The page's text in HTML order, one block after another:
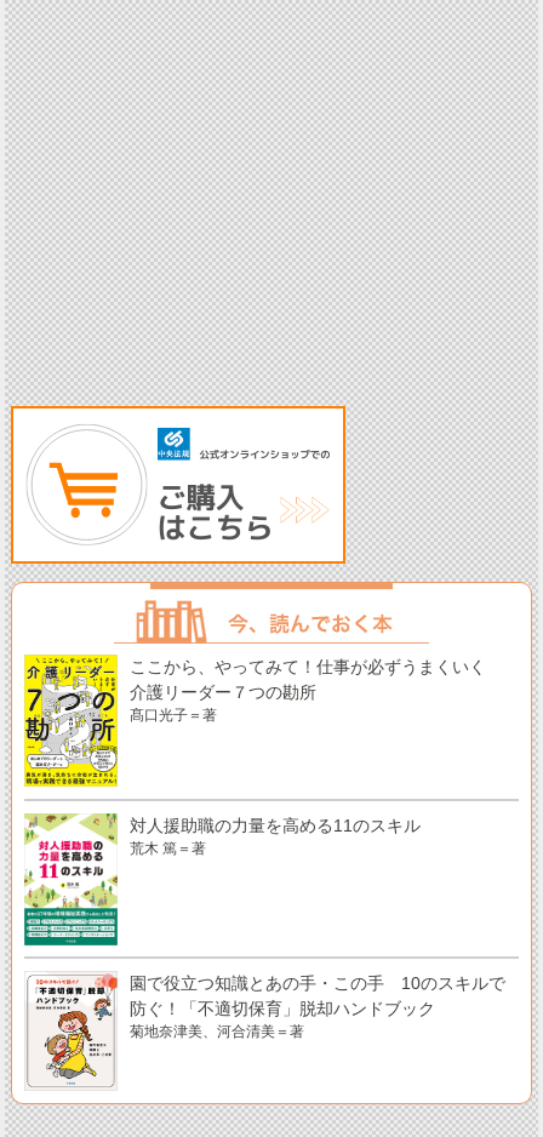
ここから、やってみて！仕事が必ずうまくいく
介護リーダー７つの勘所
髙口光子＝著
対人援助職の力量を高める11のスキル
荒木 篤＝著
園で役立つ知識とあの手・この手 10のスキルで
防ぐ！「不適切保育」脱却ハンドブック
菊地奈津美、河合清美＝著